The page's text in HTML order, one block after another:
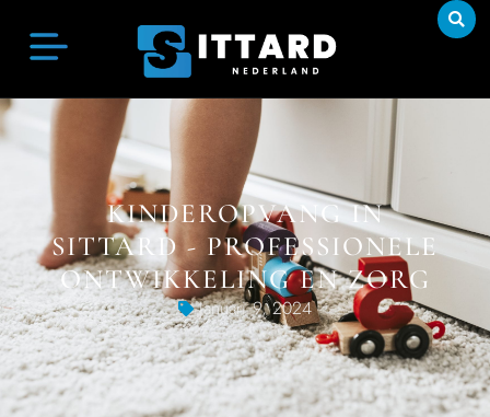
KINDEROPVANG IN
SITTARD - PROFESSIONELE
ONTWIKKELING EN ZORG
Januari 9, 2024